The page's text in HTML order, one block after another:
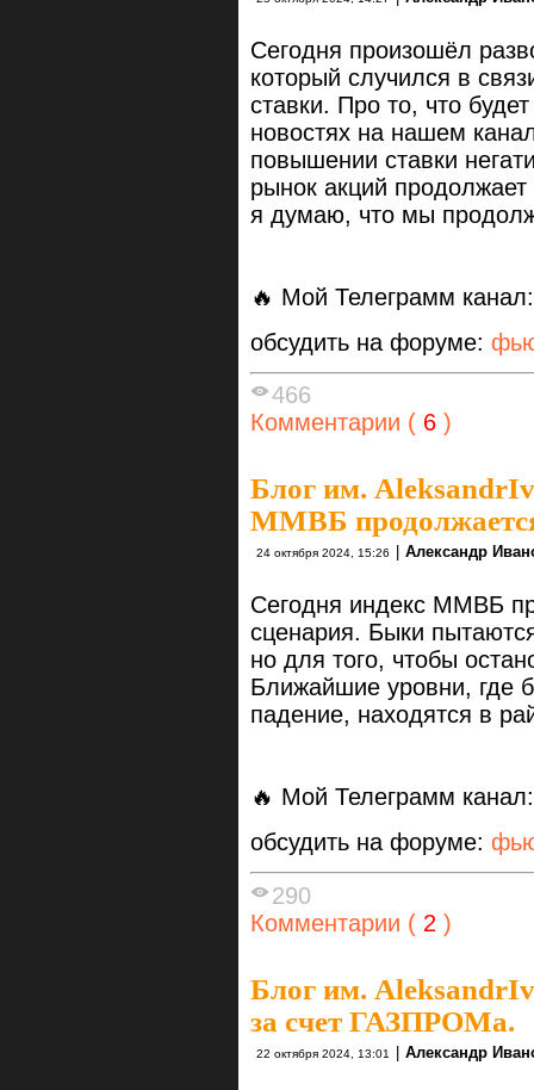
Сегодня произошёл
который случился в
ставки. Про то, что
новостях на нашем
повышении ставки
рынок акций
я думаю, что мы
🔥 Мой Телеграмм
обсудить на форуме:
466
Комментарии ( 6 )
Блог им.
ММВБ
24 октября 2024, 15:26 Александр
Сегодня индекс ММВБ
сценария. Быки
но для того, чтобы
Ближайшие уровни, где
падение, находятся в
🔥 Мой Телеграмм
обсудить на форуме:
290
Комментарии ( 2 )
Блог им.
за счет ГАЗПРОМа.
22 октября 2024, 13:01 | Александр